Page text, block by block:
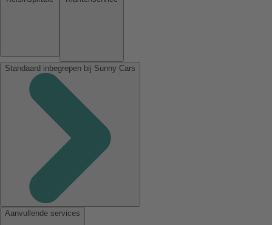
Standaard inbegrepen bij Sunny Cars
Aanvullende services